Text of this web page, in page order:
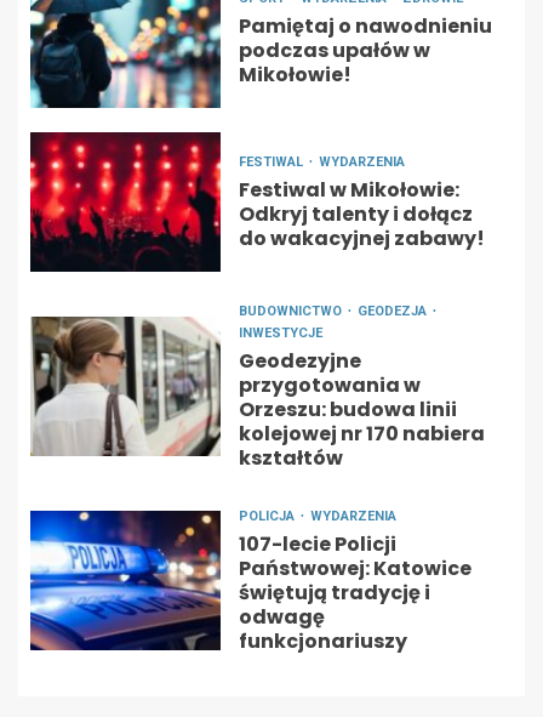
Pamiętaj o nawodnieniu
podczas upałów w
Mikołowie!
FESTIWAL WYDARZENIA
Festiwal w Mikołowie:
Odkryj talenty i dołącz
do wakacyjnej zabawy!
BUDOWNICTWO
GEODEZJA
INWESTYCJE
Geodezyjne
przygotowania w
Orzeszu: budowa linii
kolejowej nr 170 nabiera
kształtów
POLICJA WYDARZENIA
107-lecie Policji
Państwowej: Katowice
świętują tradycję i
odwagę
funkcjonariuszy